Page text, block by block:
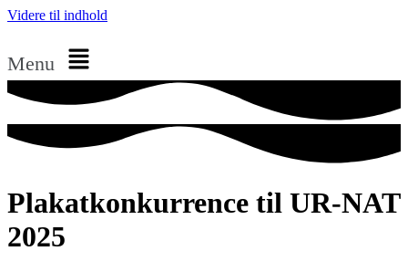
Videre til indhold
Menu
Plakatkonkurrence til UR-NAT
2025